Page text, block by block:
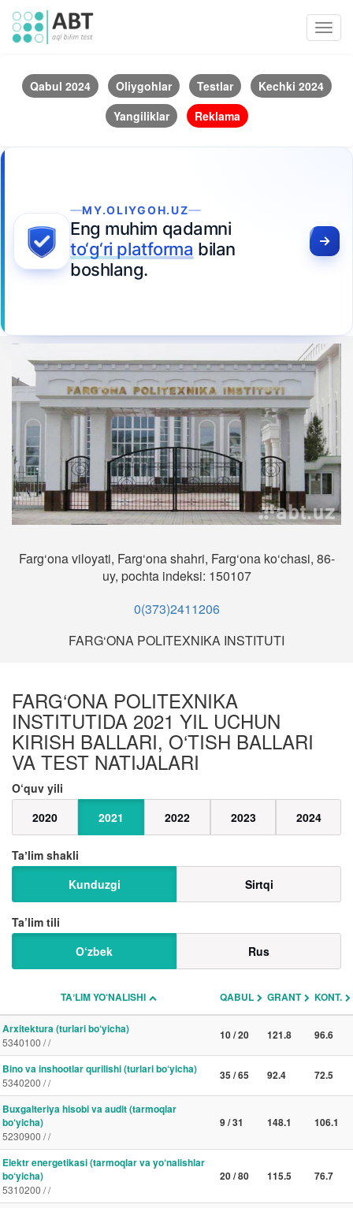
Qabul 2024 Oliygohlar Testlar
Kechki 2024
Yangiliklar
Reklama
MY.OLIYGOH.UZ
Eng muhim qadamni
to‘g‘ri platforma bilan
boshlang.
Farg‘ona viloyati, Farg‘ona shahri, Farg‘ona ko‘chasi, 86-
uy, pochta indeksi: 150107
0(373)2411206
FARG‘ONA POLITEXNIKA INSTITUTI
FARG‘ONA POLITEXNIKA
INSTITUTIDA 2021 YIL UCHUN
KIRISH BALLARI, O‘TISH BALLARI
VA TEST NATIJALARI
O‘quv yili
2020
2021 2022 2023 2024
Taʼlim shakli
Kunduzgi
Sirtqi
Ta’lim tili
O‘zbek
Rus
TAʼLIM YO‘NALISHI QABUL GRANT KONT.
Arxitektura (turlari bo‘yicha)
5340100 / /
10 / 20 121.8 96.6
Bino va inshootlar qurilishi (turlari bo‘yicha)
5340200 / /
35 / 65 92.4 72.5
Buxgalteriya hisobi va audit (tarmoqlar
bo‘yicha)
5230900 / /
9 / 31 148.1 106.1
Elektr energetikasi (tarmoqlar va yo‘nalishlar
bo‘yicha)
5310200 / /
20 / 80 115.5 76.7